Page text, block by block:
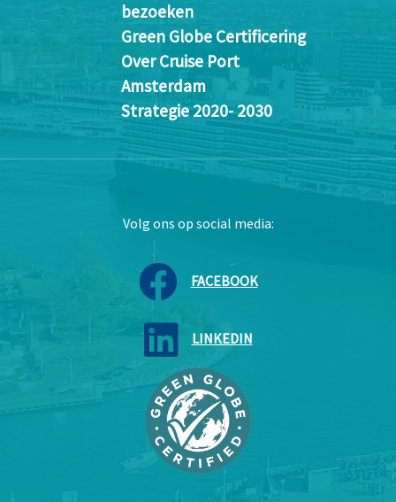
bezoeken
Green Globe Certificering
Over Cruise Port
Amsterdam
Strategie 2020- 2030
Volg ons op social media:
FACEBOOK
LINKEDIN